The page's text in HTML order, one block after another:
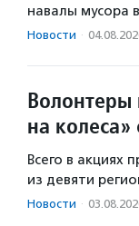
навалы мусора
Новости ·
Волонтеры
на
Всего в акциях
из девяти
Новости ·